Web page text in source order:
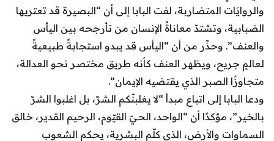
والروايَات المتضاربة، لفت البابا إلى أن “البصيرة قد تعتريها
الضبابية، وتشتدّ معاناةُ الإنسان من تأرجحه بين اليأس
والعنف”. وحذّر من أن “اليأس قد يبدو استجابةً طبيعيةً
لعالمٍ جريح، ويظهر العنف كأنه طريق مختصر نحو العدالة،
متجاوزًا الصبر الذي يقتضيه الإيمان”.
ودعا البابا إلى اتباع مبدأ “لا يغلبنّكم الشرّ، بل اغلبوا الشرّ
بالخير”، مؤكدًا أن “الواحد، الحيّ القيّوم، الرحيم القدير، خالق
السماوات والأرض، الذي كلّم البشرية، يحكم الشعوب